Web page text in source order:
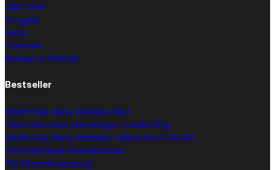
CBD Vital
Zoogies
Hash
Cannain
Mungo & Friends
Bestseller
HEMPKUSA Misty Marbles Red
Clear Machine Urinreiniger Vanille 60g
HEMPKUSA Misty Marbles Yellow Pro STRONG
ZOOGIES Resin Piatella Dark
TQ Sturmfeuerzeug